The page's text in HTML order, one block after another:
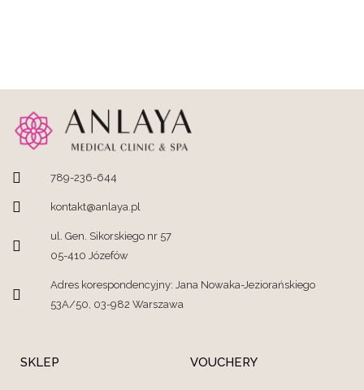
789-236-644
kontakt@anlaya.pl
ul. Gen. Sikorskiego nr 57
05-410 Józefów
Adres korespondencyjny: Jana Nowaka-Jeziorańskiego
53A/50, 03-982 Warszawa
SKLEP VOUCHERY